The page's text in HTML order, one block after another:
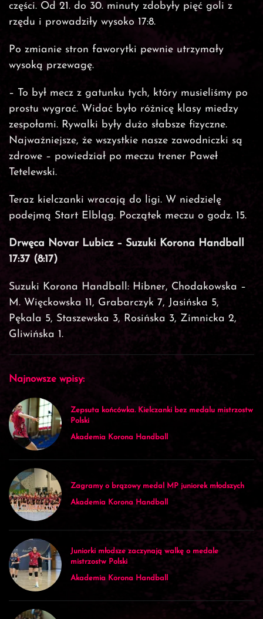
części. Od 21. do 30. minuty zdobyły pięć goli z
rzędu i prowadziły wysoko 17:8.
Po zmianie stron faworytki pewnie utrzymały
wysoką przewagę.
– To był mecz z gatunku tych, który musieliśmy po
prostu wygrać. Widać było różnicę klasy miedzy
zespołami. Rywalki były dużo słabsze fizyczne.
Najważniejsze, że wszystkie nasze zawodniczki są
zdrowe – powiedział po meczu trener Paweł
Tetelewski.
Teraz kielczanki wracają do ligi. W niedzielę
podejmą Start Elbląg. Początek meczu o godz. 15.
Drwęca Novar Lubicz – Suzuki Korona Handball
17:37 (8:17)
Suzuki Korona Handball: Hibner, Chodakowska –
M. Więckowska 11, Grabarczyk 7, Jasińska 5,
Pękala 5, Staszewska 3, Rosińska 3, Zimnicka 2,
Gliwińska 1.
Najnowsze wpisy:
Zepsuta końcówka. Kielczanki bez medalu mistrzostw
Polski
Akademia Korona Handball
Zagramy o brązowy medal MP juniorek młodszych
Akademia Korona Handball
Juniorki młodsze zaczynają walkę o medale
mistrzostw Polski
Akademia Korona Handball